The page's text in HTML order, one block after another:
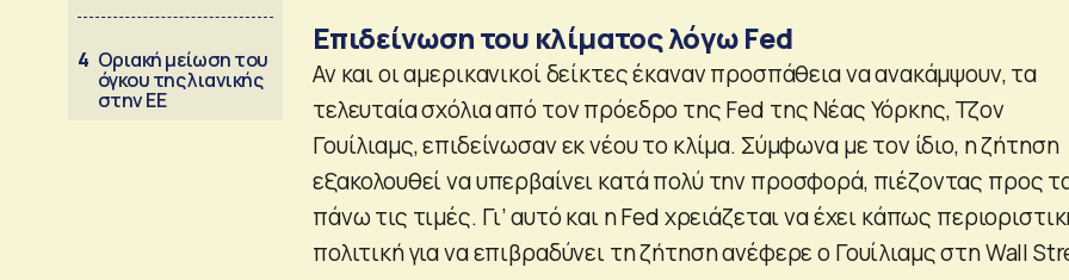
4 Οριακή μείωση του
όγκου της λιανικής
στην ΕΕ
Επιδείνωση του κλίματος λόγω Fed
Αν και οι αμερικανικοί δείκτες έκαναν προσπάθεια να ανακάμψουν, τα
τελευταία σχόλια από τον πρόεδρο της Fed της Νέας Υόρκης, Τζον
Γουίλιαμς, επιδείνωσαν εκ νέου το κλίμα. Σύμφωνα με τον ίδιο, η ζήτηση
εξακολουθεί να υπερβαίνει κατά πολύ την προσφορά, πιέζοντας προς
πάνω τις τιμές. Γι’ αυτό και η Fed χρειάζεται να έχει κάπως
πολιτική για να επιβραδύνει τη ζήτηση ανέφερε ο Γουίλιαμς στη Wall